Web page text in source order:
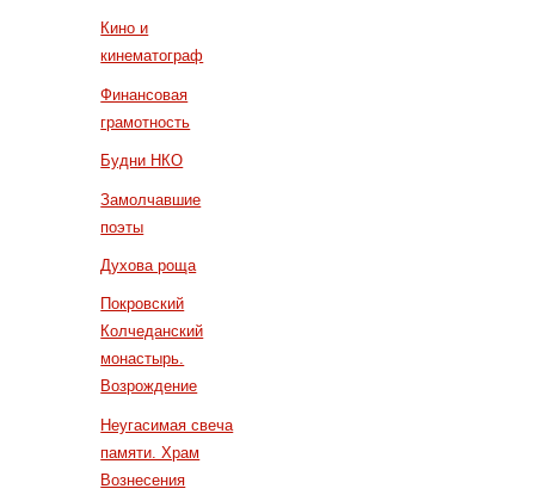
Кино и
кинематограф
Финансовая
грамотность
Будни НКО
Замолчавшие
поэты
Духова роща
Покровский
Колчеданский
монастырь.
Возрождение
Неугасимая свеча
памяти. Храм
Вознесения